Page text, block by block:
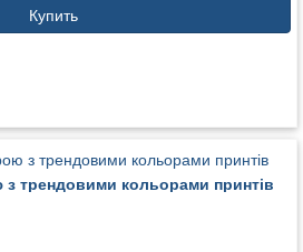
Купить
трендовими кольорами принтів